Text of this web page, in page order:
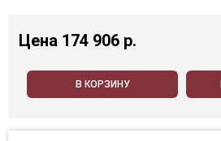
Цена 174 906 p.
В КОРЗИНУ